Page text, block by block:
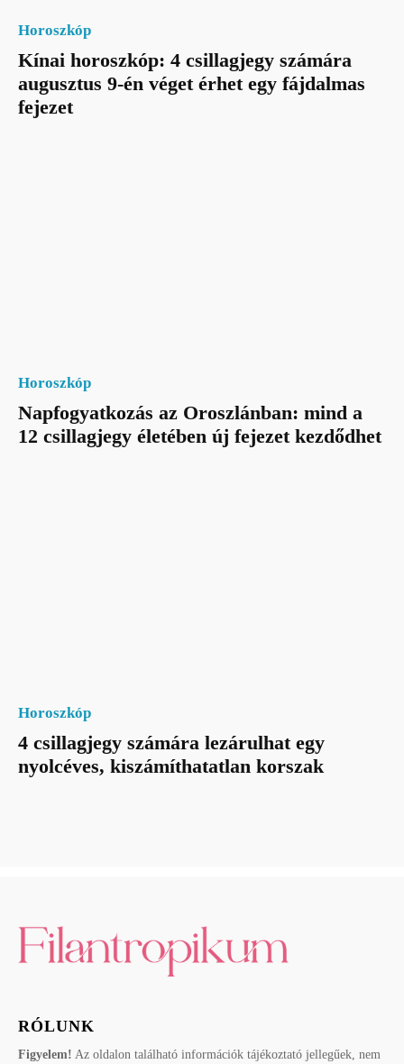
Horoszkóp
Kínai horoszkóp: 4 csillagjegy számára
augusztus 9-én véget érhet egy fájdalmas
fejezet
Horoszkóp
Napfogyatkozás az Oroszlánban: mind a
12 csillagjegy életében új fejezet kezdődhet
Horoszkóp
4 csillagjegy számára lezárulhat egy
nyolcéves, kiszámíthatatlan korszak
RÓLUNK
Figyelem! Az oldalon található információk tájékoztató jellegűek, nem